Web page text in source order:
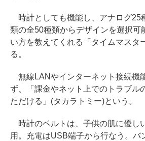
時計としても機能し、アナログ25
類の全50種類からデザインを選択可
い方を教えてくれる「タイムマスタ
る。
無線LANやインターネット接続機
ず、「課金やネット上でのトラブル
ただける」(タカラトミー)という。
時計のベルトは、子供の肌に優し
用。充電はUSB端子から行なう。バ